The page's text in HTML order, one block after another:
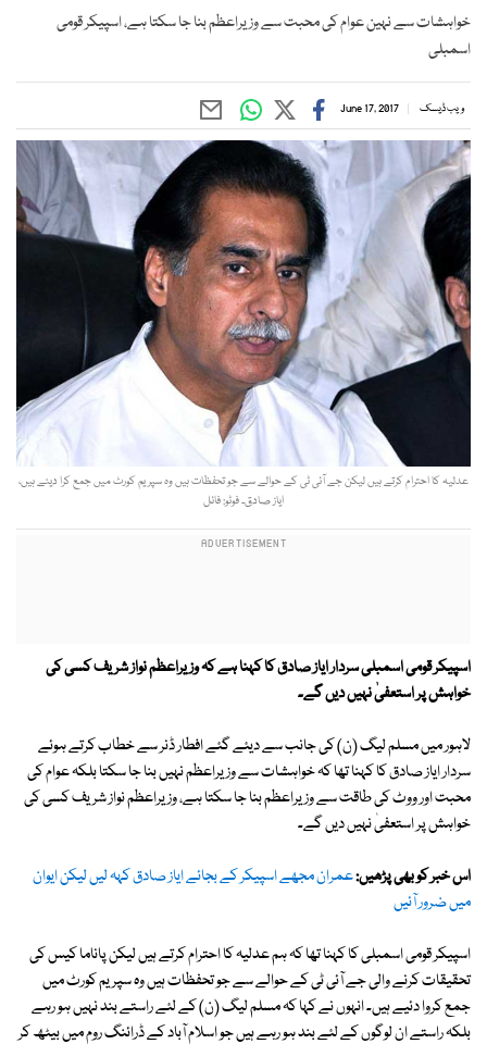
خواہشات سے نہین عوام کی محبت سے وزیراعظم بنا جا سکتا ہے، اسپیکر قومی
اسمبلی
ویب ڈیسک June 17, 2017
عدلیہ کا احترام کرتے ہیں لیکن جے آئی ٹی کے حوالے سے جو تحفظات ہیں وہ سپریم کورٹ میں جمع کرا دیئے ہیں،
ایاز صادق۔ فوٹو: فائل
اسپیکر قومی اسمبلی سردار ایاز صادق کا کہنا ہے کہ وزیراعظم نواز شریف کسی کی
خواہش پر استعفیٰ نہیں دیں گے۔
لاہور میں مسلم لیگ (ن) کی جانب سے دیئے گئے افطار ڈنر سے خطاب کرتے ہوئے
سردار ایاز صادق کا کہنا تھا کہ خواہشات سے وزیراعظم نہیں بنا جا سکتا بلکہ عوام کی
محبت اور ووٹ کی طاقت سے وزیراعظم بنا جا سکتا ہے، وزیراعظم نواز شریف کسی کی
خواہش پر استعفیٰ نہیں دیں گے۔
اس خبر کو بھی پڑھیں:عمران مجھے اسپیکر کے بجائے ایاز صادق کہہ لیں لیکن ایوان
میں ضرور آئیں
اسپیکر قومی اسمبلی کا کہنا تھا کہ ہم عدلیہ کا احترام کرتے ہیں لیکن پاناما کیس کی
تحقیقات کرنے والی جے آئی ٹی کے حوالے سے جو تحفظات ہیں وہ سپریم کورٹ میں
جمع کروا دئیے ہیں۔ انہوں نے کہا کہ مسلم لیگ (ن) کے لئے راستے بند نہیں ہو رہے
بلکہ راستے ان لوگوں کے لئے بند ہو رہے ہیں جو اسلام آباد کے ڈرائنگ روم میں بیٹھ کر